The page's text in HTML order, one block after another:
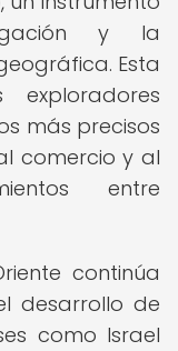
y la
Esta
más precisos
comercio y al
entre
continúa
desarrollo de
como Israel